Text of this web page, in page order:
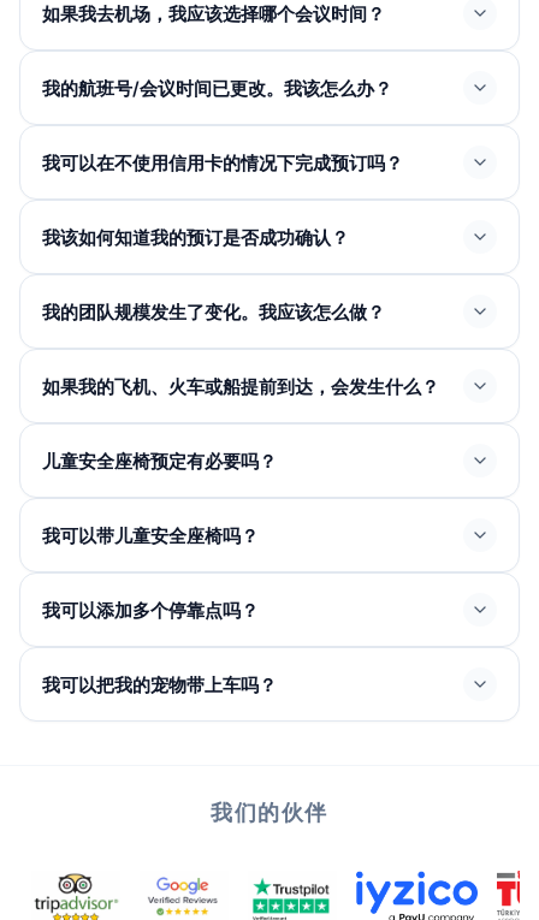
如果我去机场，我应该选择哪个会议时间？
我的航班号/会议时间已更改。我该怎么办？
我可以在不使用信用卡的情况下完成预订吗？
我该如何知道我的预订是否成功确认？
我的团队规模发生了变化。我应该怎么做？
如果我的飞机、火车或船提前到达，会发生什么？
儿童安全座椅预定有必要吗？
款，因此必须使用儿童座椅。我们提供婴儿座椅（0-1
岁）、儿童座椅（1-5岁）和加高座椅（5-12岁），需支
付额外费用。
我可以带儿童安全座椅吗？
我可以添加多个停靠点吗？
我可以把我的宠物带上车吗？
我们的伙伴